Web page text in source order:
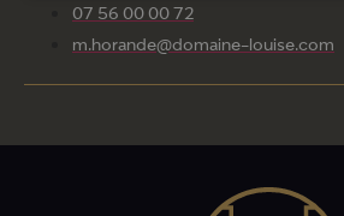
07 56 00 00 72
m.horande@domaine-louise.com